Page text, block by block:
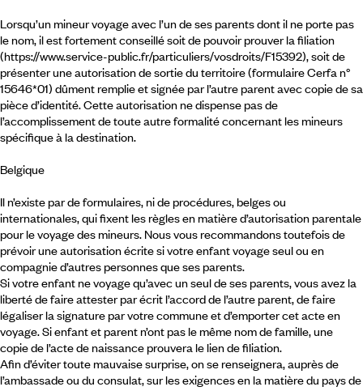
Lorsqu’un mineur voyage avec l’un de ses parents dont il ne porte pas
le nom, il est fortement conseillé soit de pouvoir prouver la filiation
(https://www.service-public.fr/particuliers/vosdroits/F15392), soit de
présenter une autorisation de sortie du territoire (formulaire Cerfa n°
15646*01) dûment remplie et signée par l’autre parent avec copie de sa
pièce d’identité. Cette autorisation ne dispense pas de
l’accomplissement de toute autre formalité concernant les mineurs
spécifique à la destination.
Belgique
Il n’existe par de formulaires, ni de procédures, belges ou
internationales, qui fixent les règles en matière d’autorisation parentale
pour le voyage des mineurs. Nous vous recommandons toutefois de
prévoir une autorisation écrite si votre enfant voyage seul ou en
compagnie d’autres personnes que ses parents.
Si votre enfant ne voyage qu’avec un seul de ses parents, vous avez la
liberté de faire attester par écrit l’accord de l’autre parent, de faire
légaliser la signature par votre commune et d’emporter cet acte en
voyage. Si enfant et parent n’ont pas le même nom de famille, une
copie de l’acte de naissance prouvera le lien de filiation.
Afin d’éviter toute mauvaise surprise, on se renseignera, auprès de
l’ambassade ou du consulat, sur les exigences en la matière du pays de